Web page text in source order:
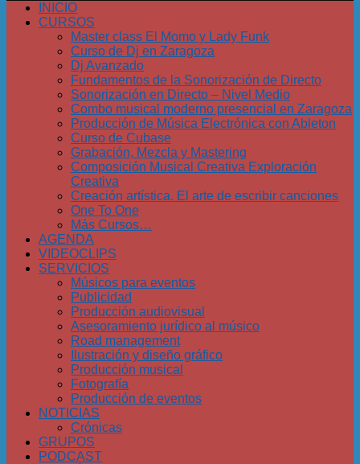
INICIO
CURSOS
Master class El Momo y Lady Funk
Curso de Dj en Zaragoza
Dj Avanzado
Fundamentos de la Sonorización de Directo
Sonorización en Directo – Nivel Medio
Combo musical moderno presencial en Zaragoza
Producción de Música Electrónica con Ableton
Curso de Cubase
Grabación, Mezcla y Mastering
Composición Musical Creativa Exploración
Creativa
Creación artística. El arte de escribir canciones
One To One
Más Cursos…
AGENDA
VIDEOCLIPS
SERVICIOS
Músicos para eventos
Publicidad
Producción audiovisual
Asesoramiento jurídico al músico
Road management
Ilustración y diseño gráfico
Producción musical
Fotografía
Producción de eventos
NOTICIAS
Crónicas
GRUPOS
PODCAST